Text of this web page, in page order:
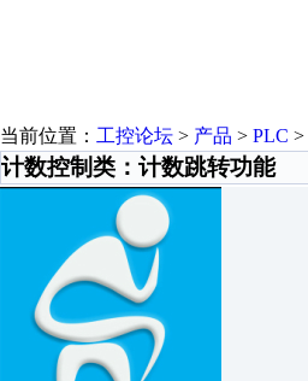
当前位置： 工控论坛 > 产品 > PLC >
计数控制类：计数跳转功能